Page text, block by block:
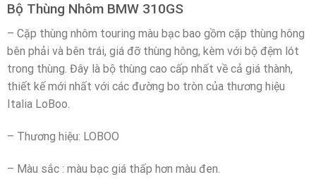
Bộ Thùng Nhôm BMW 310GS
– Cặp thùng nhôm touring màu bạc bao gồm cặp thùng hông
bên phải và bên trái, giá đỡ thùng hông, kèm với bộ đệm lót
trong thùng. Đây là bộ thùng cao cấp nhất về cả giá thành,
thiết kế mới nhất với các đường bo tròn của thương hiệu
Italia LoBoo.
– Thương hiệu: LOBOO
– Màu sắc : màu bạc giá thấp hơn màu đen.